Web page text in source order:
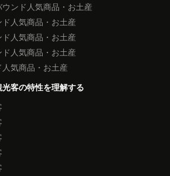
ンド人気商品・お土産
人気商品・お土産
人気商品・お土産
人気商品・お土産
気商品・お土産
客の特性を理解する